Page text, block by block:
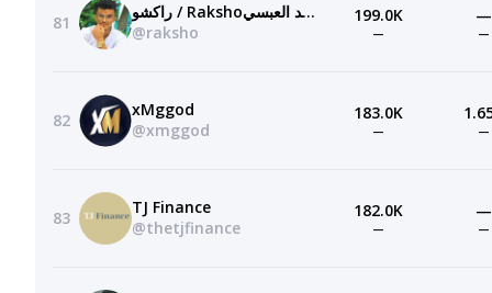
81
راكشو / Rakshoاحمد العبسي
@raksho
199.0K
—
—
—
82
xMggod
@xmggod
183.0K
— —
83
TJ Finance
@thetjfinance
182.0K
—
—
—